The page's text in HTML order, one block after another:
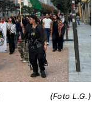
(Foto L.G.)